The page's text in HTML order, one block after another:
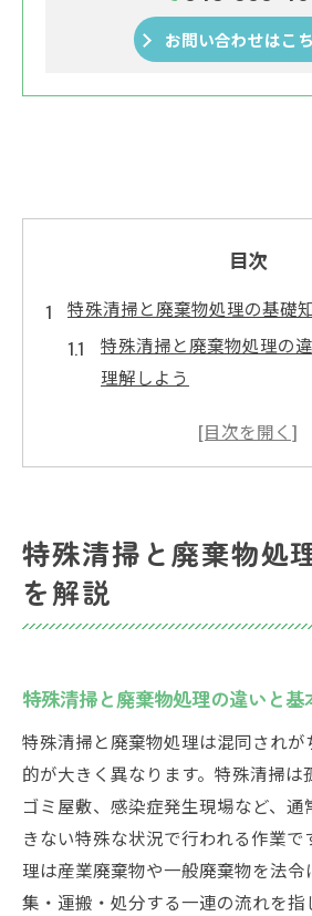
お問い合わせはこ
目次
特殊清掃と廃棄物処理の基礎
特殊清掃と廃棄物処理の
理解しよう
廃棄物処理法の読み方と
識
廃棄物処理料金と特殊清
初心者が押さえるべき廃棄物
りやすく
特殊清掃と廃棄物処理の
説
廃棄物の中間処理と特殊
最終処分に至る廃棄物処
特殊清掃と廃棄物処
を解説
特殊清掃と廃棄物処理の違いと基
特殊清掃と廃棄物処理は混同されが
的が大きく異なります。特殊清掃は
ゴミ屋敷、感染症発生現場など、
きない特殊な状況で行われる作業で
理は産業廃棄物や一般廃棄物を法
集・運搬・処分する一連の流れを指